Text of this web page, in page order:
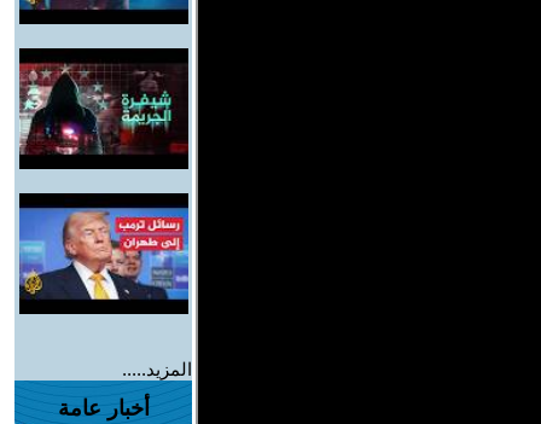
المزيد.....
أخبار عامة